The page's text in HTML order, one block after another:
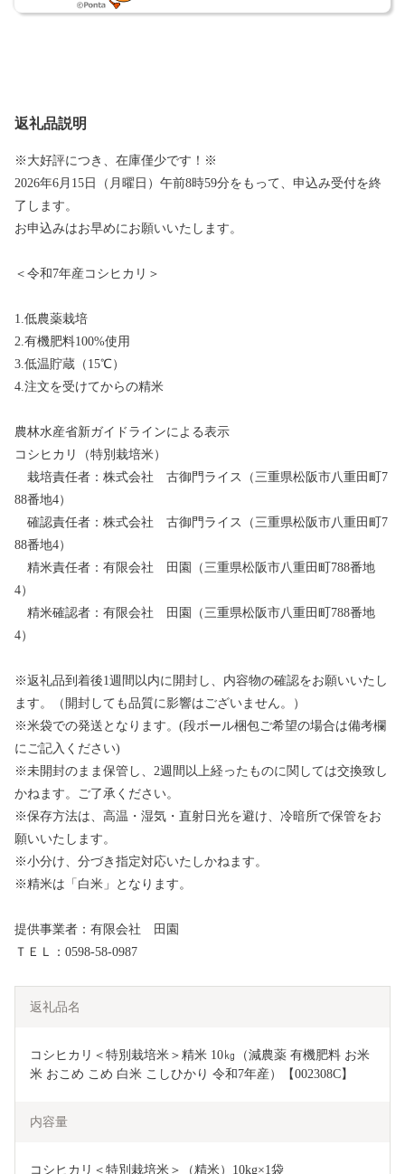
返礼品説明
※大好評につき、在庫僅少です！※
2026年6月15日（月曜日）午前8時59分をもって、申込み受付を終
了します。
お申込みはお早めにお願いいたします。
＜令和7年産コシヒカリ＞
1.低農薬栽培
2.有機肥料100%使用
3.低温貯蔵（15℃）
4.注文を受けてからの精米
農林水産省新ガイドラインによる表示
コシヒカリ（特別栽培米）
栽培責任者：株式会社 古御門ライス（三重県松阪市八重田町7
88番地4）
確認責任者：株式会社 古御門ライス（三重県松阪市八重田町7
88番地4）
精米責任者：有限会社 田園（三重県松阪市八重田町788番地
4）
精米確認者：有限会社 田園（三重県松阪市八重田町788番地
4）
※返礼品到着後1週間以内に開封し、内容物の確認をお願いいたし
ます。（開封しても品質に影響はございません。）
※米袋での発送となります。(段ボール梱包ご希望の場合は備考欄
にご記入ください)
※未開封のまま保管し、2週間以上経ったものに関しては交換致し
かねます。ご了承ください。
※保存方法は、高温・湿気・直射日光を避け、冷暗所で保管をお
願いいたします。
※小分け、分づき指定対応いたしかねます。
※精米は「白米」となります。
提供事業者：有限会社 田園
ＴＥＬ：0598-58-0987
返礼品名
コシヒカリ＜特別栽培米＞精米 10㎏（減農薬 有機肥料 お米
米 おこめ こめ 白米 こしひかり 令和7年産）【002308C】
内容量
コシヒカリ＜特別栽培米＞（精米）10kg×1袋